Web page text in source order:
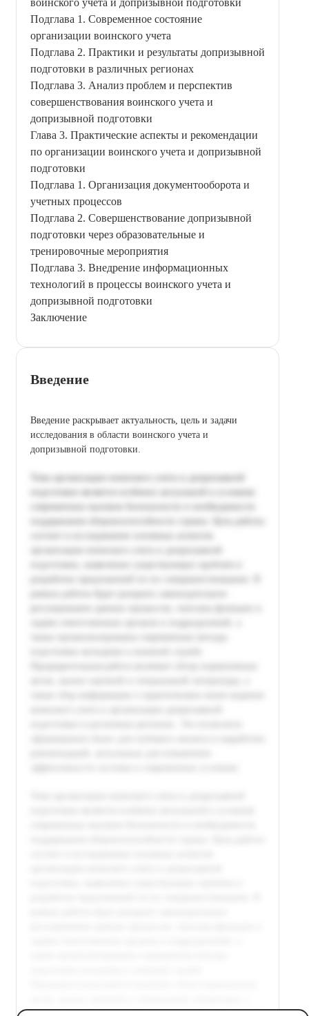
Подглава 1. Современное состояние
организации воинского учета
Подглава 2. Практики и результаты допризывной
подготовки в различных регионах
Подглава 3. Анализ проблем и перспектив
совершенствования воинского учета и
допризывной подготовки
Глава 3. Практические аспекты и рекомендации
по организации воинского учета и допризывной
подготовки
Подглава 1. Организация документооборота и
учетных процессов
Подглава 2. Совершенствование допризывной
подготовки через образовательные и
тренировочные мероприятия
Подглава 3. Внедрение информационных
технологий в процессы воинского учета и
допризывной подготовки
Заключение
Введение
Введение раскрывает актуальность, цель и задачи
исследования в области воинского учета и
допризывной подготовки.